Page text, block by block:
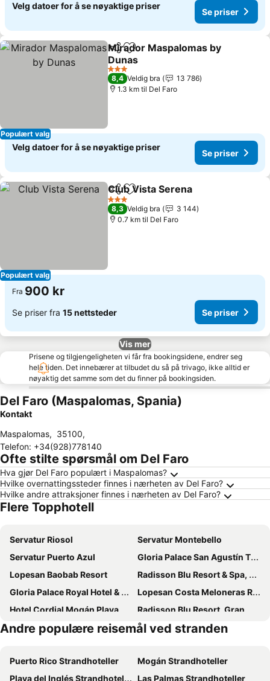
Velg datoer for å se nøyaktige priser
Se priser
Populært valg
Del Legg til i favoritter
Mirador Maspalomas by
Dunas
3 Stjerner
8,4 Veldig bra
13 786
1.3 km til Del Faro
Velg datoer for å se nøyaktige priser
Se priser
Populært valg
Del Legg til i favoritter
Club Vista Serena
3 Stjerner
8,3 Veldig bra
3 144
0.7 km til Del Faro
Fra 900 kr
Se priser fra 15 nettsteder Se priser
Vis mer
Prisene og tilgjengeligheten vi får fra bookingsidene, endrer seg
hele tiden. Det innebærer at tilbudet du så på trivago, ikke alltid er
nøyaktig det samme som det du finner på bookingsiden.
Del Faro (Maspalomas, Spania)
Kontakt
Maspalomas, 35100,
Telefon: +34(928)778140
Ofte stilte spørsmål om Del Faro
Hva gjør Del Faro populært i Maspalomas?
Hvilke overnattingssteder finnes i nærheten av Del Faro?
Hvilke andre attraksjoner finnes i nærheten av Del Faro?
Flere Topphotell
Servatur Riosol
Servatur Montebello
Servatur Puerto Azul
Gloria Palace San Agustín Thalasso & Hotel
Lopesan Baobab Resort
Radisson Blu Resort & Spa, Gran Canaria Mogan
Gloria Palace Royal Hotel & Spa
Lopesan Costa Meloneras Resort & SPA
Hotel Cordial Mogán Playa
Radisson Blu Resort, Gran Canaria
Servatur Altamar
Abora Buenaventura by Lopesan Hotels
Bahía Blanca
Lopesan Villa del Conde Resort & Thalasso
Andre populære reisemål ved stranden
Puerto Rico Strandhoteller
Mogán Strandhoteller
Playa del Inglés Strandhoteller
Las Palmas Strandhoteller